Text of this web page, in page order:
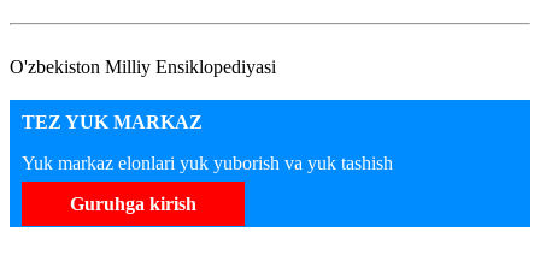
O'zbekiston Milliy Ensiklopediyasi
TEZ YUK MARKAZ
Yuk markaz elonlari yuk yuborish va yuk tashish
Guruhga kirish